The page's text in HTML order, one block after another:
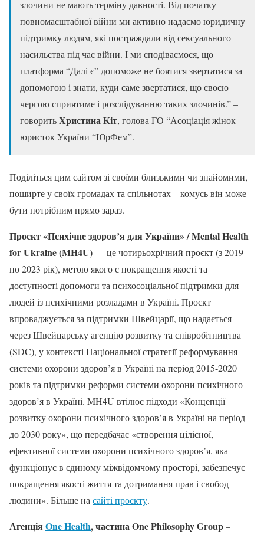
злочини не мають терміну давності. Від початку
повномасштабної війни ми активно надаємо юридичну
підтримку людям, які постраждали від сексуального
насильства під час війни. І ми сподіваємося, що
платформа “Далі є” допоможе не боятися звертатися за
допомогою і знати, куди саме звертатися, що своєю
чергою сприятиме і розслідуванню таких злочинів.” –
говоритьХристина Кіт, голова ГО “Асоціація жінок-
юристок України “ЮрФем”.
Поділіться цим сайтом зі своїми близькими чи знайомими,
поширте у своїх громадах та спільнотах – комусь він може
бути потрібним прямо зараз.
Проєкт «Психічне здоров’я для України» / Mental Health
for Ukraine (MH4U)― це чотирьохрічний проєкт (з 2019
по 2023 рік), метою якого є покращення якості та
доступності допомоги та психосоціальної підтримки для
людей із психічними розладами в Україні. Проєкт
впроваджується за підтримки Швейцарії, що надається
через Швейцарську агенцію розвитку та співробітництва
(SDC), у контексті Національної стратегії реформування
системи охорони здоров’я в Україні на період 2015-2020
років та підтримки реформи системи охорони психічного
здоров’я в Україні. MH4U втілює підходи «Концепції
розвитку охорони психічного здоров’я в Україні на період
до 2030 року», що передбачає «створення цілісної,
ефективної системи охорони психічного здоров’я, яка
функціонує в єдиному міжвідомчому просторі, забезпечує
покращення якості життя та дотримання прав і свобод
людини». Більше на сайті проєкту.
АгенціяOne Health, частина One Philosophy Group–